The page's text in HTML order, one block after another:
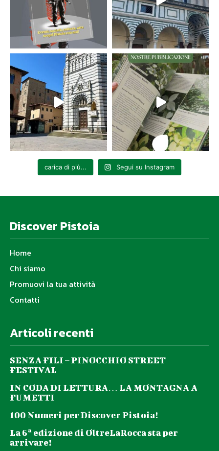
carica di più... Segui su Instagram
Discover Pistoia
Home
Chi siamo
Promuovi la tua attività
Contatti
Articoli recenti
SENZA FILI – PINOCCHIO STREET
FESTIVAL
IN CODA DI LETTURA… LA MONTAGNA A
FUMETTI
100 Numeri per Discover Pistoia!
La 6ª edizione di OltreLaRocca sta per
arrivare!